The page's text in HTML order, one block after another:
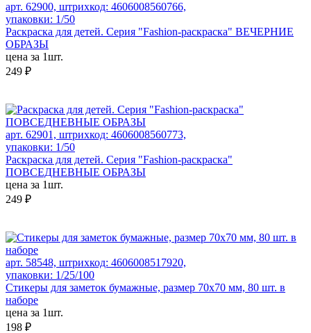
арт. 62900, штрихкод: 4606008560766,
упаковки: 1/50
Раскраска для детей. Серия "Fashion-раскраска" ВЕЧЕРНИЕ
ОБРАЗЫ
цена за 1шт.
249 ₽
арт. 62901, штрихкод: 4606008560773,
упаковки: 1/50
Раскраска для детей. Серия "Fashion-раскраска"
ПОВСЕДНЕВНЫЕ ОБРАЗЫ
цена за 1шт.
249 ₽
арт. 58548, штрихкод: 4606008517920,
упаковки: 1/25/100
Стикеры для заметок бумажные, размер 70х70 мм, 80 шт. в
наборе
цена за 1шт.
198 ₽